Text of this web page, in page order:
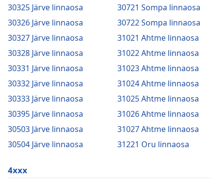
30325 Järve linnaosa
30326 Järve linnaosa
30327 Järve linnaosa
30328 Järve linnaosa
30331 Järve linnaosa
30332 Järve linnaosa
30333 Järve linnaosa
30395 Järve linnaosa
30503 Järve linnaosa
30504 Järve linnaosa
30721 Sompa linnaosa
30722 Sompa linnaosa
31021 Ahtme linnaosa
31022 Ahtme linnaosa
31023 Ahtme linnaosa
31024 Ahtme linnaosa
31025 Ahtme linnaosa
31026 Ahtme linnaosa
31027 Ahtme linnaosa
31221 Oru linnaosa
4xxx